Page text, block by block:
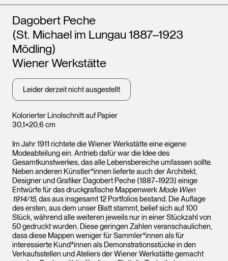
Kolorierter Linolschnitt auf Papier
30,1×20,6 cm
Künstler*innen
Dagobert Peche
(St. Michael im Lungau 1887–1923
Mödling)
Wiener Werkstätte
Leider derzeit nicht ausgestellt
Im Jahr 1911 richtete die Wiener Werkstätte eine eigene
Modeabteilung ein. Antrieb dafür war die Idee des
Gesamtkunstwerkes, das alle Lebensbereiche umfassen sollte.
Neben anderen Künstler*innen lieferte auch der Architekt,
Designer und Grafiker Dagobert Peche (1887–1923) einige
Entwürfe für das druckgrafische Mappenwerk Mode Wien
1914/15, das aus insgesamt 12 Portfolios bestand. Die Auflage
des ersten, aus dem unser Blatt stammt, belief sich auf 100
Stück, während alle weiteren jeweils nur in einer Stückzahl von
50 gedruckt wurden. Diese geringen Zahlen veranschaulichen,
dass diese Mappen weniger für Sammler*innen als für
interessierte Kund*innen als Demonstrationsstücke in den
Verkaufsstellen und Ateliers der Wiener Werkstätte gemacht